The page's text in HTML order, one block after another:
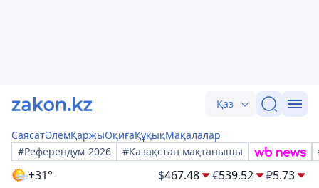
Қаз
СаясатӘлемҚаржыОқиғаҚұқықМақалалар
#Референдум-2026
#Қазақстан мақтанышы
+31° $467.48 €539.52 ₽5.73